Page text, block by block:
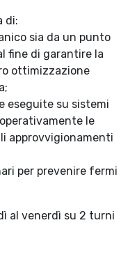
di:
sia da un punto
fine di garantire la
ottimizzazione
eseguite su sistemi
le
approvvigionamenti
per prevenire fermi
al venerdì su 2 turni